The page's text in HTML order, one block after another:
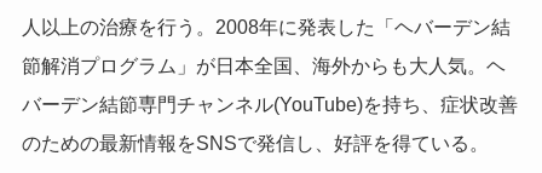
人以上の治療を行う。2008年に発表した「ヘバーデン結
節解消プログラム」が日本全国、海外からも大人気。ヘ
バーデン結節専門チャンネル(YouTube)を持ち、症状改善
のための最新情報をSNSで発信し、好評を得ている。